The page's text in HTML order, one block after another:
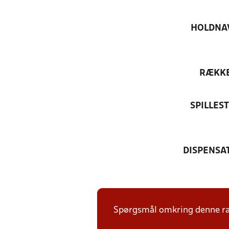
Spørgsmål omkring denne